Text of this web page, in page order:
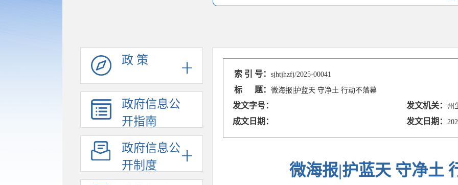
政 策
政府信息公
开指南
政府信息公
开制度
索 引 号：sjhtjhzfj/2025-00041
标 题：微海报|护蓝天 守净土 行动不落幕
发文字号： 发文机关：州
成文日期： 发文日期：
微海报|护蓝天 守净土